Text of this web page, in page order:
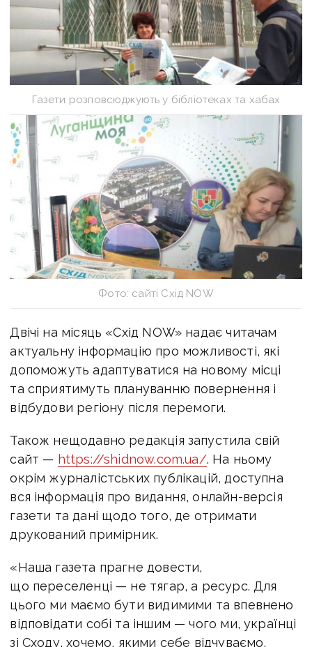
Газети розповсюджують у бібліотеках та хабах
Фото: сайті Схід NOW
Двічі на місяць «Схід NOW» надає читачам
актуальну інформацію про можливості, які
допоможуть адаптуватися на новому місці
та сприятимуть плануванню повернення і
відбудови регіону після перемоги.
Також нещодавно редакція запустила свій
сайт — https://shidnow.com.ua/. На ньому
окрім журналістських публікацій, доступна
вся інформація про видання, онлайн-версія
газети та дані щодо того, де отримати
друкований примірник.
«Наша газета прагне довести,
що переселенці — не тягар, а ресурс. Для
цього ми маємо бути видимими та впевнено
відповідати собі та іншим — чого ми, українці
зі Сходу, хочемо, якими себе відчуваємо,